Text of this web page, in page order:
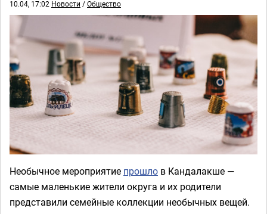
10.04, 17:02 Новости /Общество
Необычное мероприятие прошло в Кандалакше —
самые маленькие жители округа и их родители
представили семейные коллекции необычных вещей.